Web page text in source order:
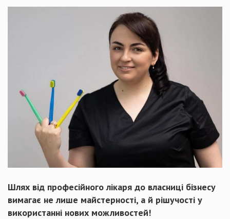
Шлях від професійного лікаря до власниці бізнесу
вимагає не лише майстерності, а й рішучості у
використанні нових можливостей!